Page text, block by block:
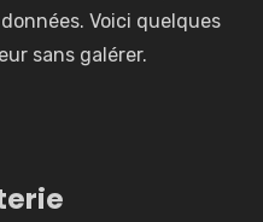
Voici quelques
sans galérer.